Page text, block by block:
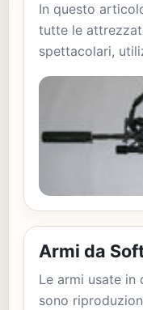
In questo
tutte le
spettacolari,
Armi da
Le armi usate
sono